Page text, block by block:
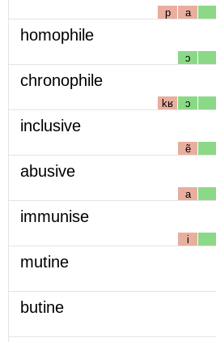
p a
homophile
ɔ
chronophile
kʁ ɔ
inclusive
ẽ
abusive
a
immunise
i
mutine
butine